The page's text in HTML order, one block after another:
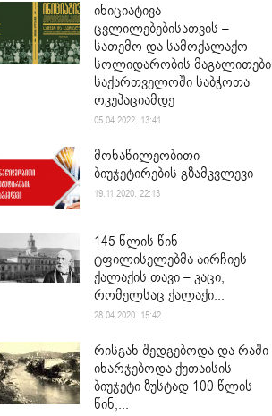
ინიციატივა
ცვლილებებისათვის –
სათემო და სამოქალაქო
სოლიდარობის მაგალითები
საქართველოში საბჭოთა
ოკუპაციამდე
05.04.2022. 13:41
მონაწილეობითი
ბიუჯეტირების გზამკვლევი
19.11.2020. 22:13
145 წლის წინ
ტფილისელებმა აირჩიეს
ქალაქის თავი – კაცი,
რომელსაც ქალაქი...
28.04.2020. 15:42
რისგან შედგებოდა და რაში
იხარჯებოდა ქუთაისის
ბიუჯეტი ზუსტად 100 წლის
წინ,...